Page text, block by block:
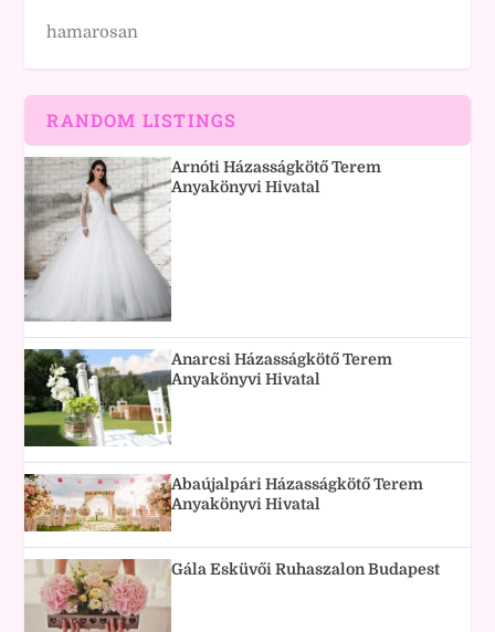
hamarosan
RANDOM LISTINGS
Arnóti Házasságkötő Terem
Anyakönyvi Hivatal
Anarcsi Házasságkötő Terem
Anyakönyvi Hivatal
Abaújalpári Házasságkötő Terem
Anyakönyvi Hivatal
Gála Esküvői Ruhaszalon Budapest